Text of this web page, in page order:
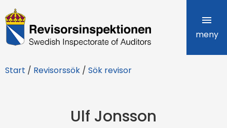
R
e
i
meny
Start / Revisorssök / Sök revisor
Ulf Jonsson